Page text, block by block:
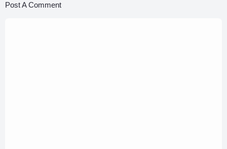
Post A Comment